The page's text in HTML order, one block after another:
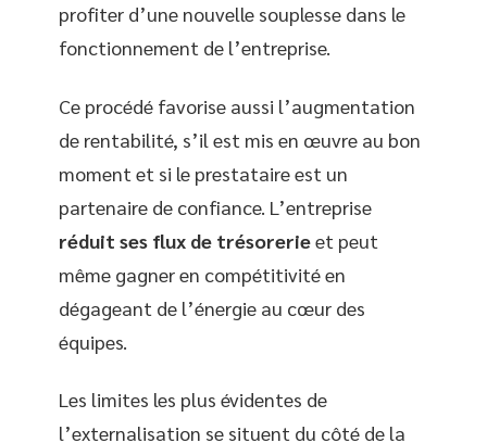
profiter d’une nouvelle souplesse dans le
fonctionnement de l’entreprise.
Ce procédé favorise aussi l’augmentation
de rentabilité, s’il est mis en œuvre au bon
moment et si le prestataire est un
partenaire de confiance. L’entreprise
réduit ses flux de trésorerieet peut
même gagner en compétitivité en
dégageant de l’énergie au cœur des
équipes.
Les limites les plus évidentes de
l’externalisation se situent du côté de la